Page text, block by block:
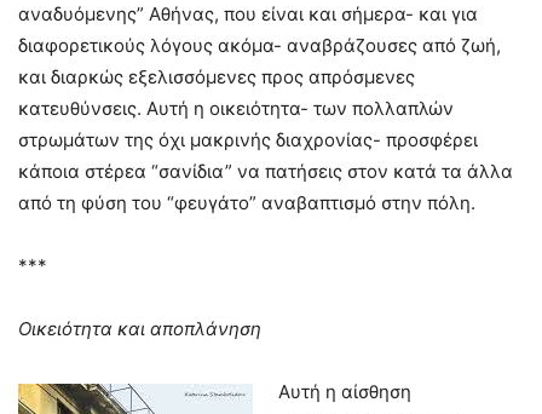
αναδυόμενης” Αθήνας, που είναι και σήμερα- και για
διαφορετικούς λόγους ακόμα- αναβράζουσες από ζωή,
και διαρκώς εξελισσόμενες προς απρόσμενες
κατευθύνσεις. Αυτή η οικειότητα- των πολλαπλών
στρωμάτων της όχι μακρινής διαχρονίας- προσφέρει
κάποια στέρεα “σανίδια” να πατήσεις στον κατά τα άλλα
από τη φύση του “φευγάτο” αναβαπτισμό στην πόλη.
***
Οικειότητα και αποπλάνηση
Αυτή η αίσθηση